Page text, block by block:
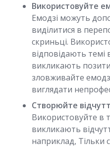
Використовуйте
Емодзі можуть
виділитися в
скриньці.
відповідають темі
викликають
зловживайте
виглядати
Створюйте
Використовуйте в
викликають
наприклад, Тільки